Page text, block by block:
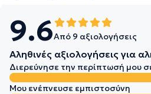
9.6Από 9 αξιολογήσεις
Αληθινές αξιολογήσεις για
Διερεύνησε την περίπτωσή μου
Μου ενέπνευσε εμπιστοσύνη